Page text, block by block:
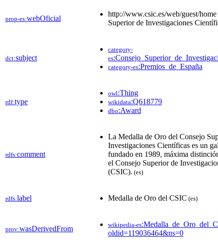
prop-es:webOficial
http://www.csic.es/web/guest/
Superior de Investigaciones
dct:subject
category-
es
category-es:Premios_de_España
rdf:type
owl:Thing
wikidata:Q618779
dbo:Award
rdfs:comment
La Medalla de Oro del Consejo
Investigaciones Científicas es un
fundado en 1989, máxima
el Consejo Superior de
(CSIC). (es)
rdfs:label Medalla de Oro del CSIC (es)
prov:wasDerivedFrom wikipedia-es
oldid=119036464&ns=0